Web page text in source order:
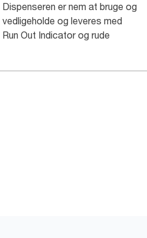
Dispenseren er nem at bruge og
vedligeholde og leveres med
Run Out Indicator og rude